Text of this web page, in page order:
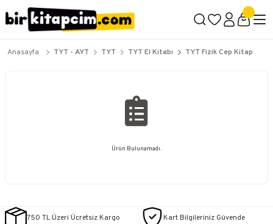
İçerik #2
İçerik #3
Anasayfa TYT - AYT TYT TYT El Kitabı TYT Fizik Cep Kitap
Ürün Bulunamadı.
750 TL Üzeri Ücretsiz Kargo Kart Bilgileriniz Güvende